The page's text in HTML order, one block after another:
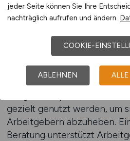
Im Rahmen einer Beratung
werden und welche
Wettbewerbsfähigkeit
Einrichtung unterscheidet
Größe, Trägerschaft,
gezielt genutzt werden, um
Arbeitgebern abzuheben.
Beratung unterstützt
jeder Seite können Sie Ihre
nachträglich aufrufen und ändern.
COOKIE-
ABLEHNEN